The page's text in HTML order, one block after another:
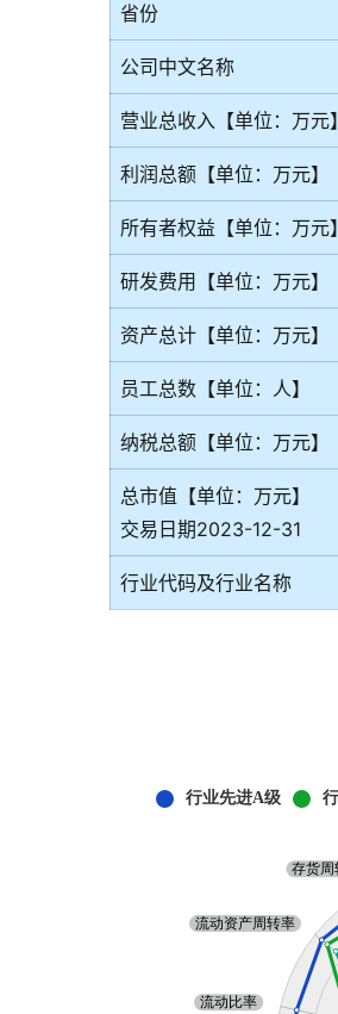
省份
公司中文名称
营业总收入【单位：万元】
利润总额【单位：万元】
所有者权益【单位：万元】
研发费用【单位：万元】
资产总计【单位：万元】
员工总数【单位：人】
纳税总额【单位：万元】
总市值【单位：万元】
交易日期2023-12-31
行业代码及行业名称